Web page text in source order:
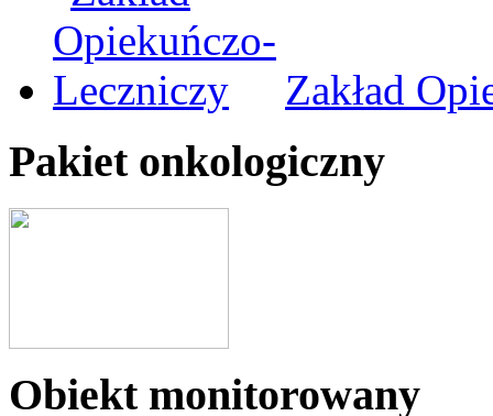
Zakład
Pakiet onkologiczny
Obiekt monitorowany